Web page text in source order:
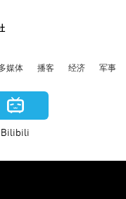
媒体 播客 经济 军事
Bilibili